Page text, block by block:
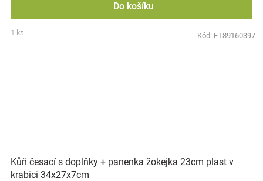
Do košíku
1 ks Kód: ET89160397
Kůň česací s doplňky + panenka žokejka 23cm plast v
krabici 34x27x7cm